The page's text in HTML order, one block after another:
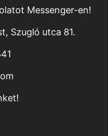
Messenger-en!
Szugló utca 81.